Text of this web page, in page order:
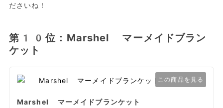
ださいね！
第10位：Marshel マーメイドブラン
ケット
この商品を見る
Marshel マーメイドブランケット